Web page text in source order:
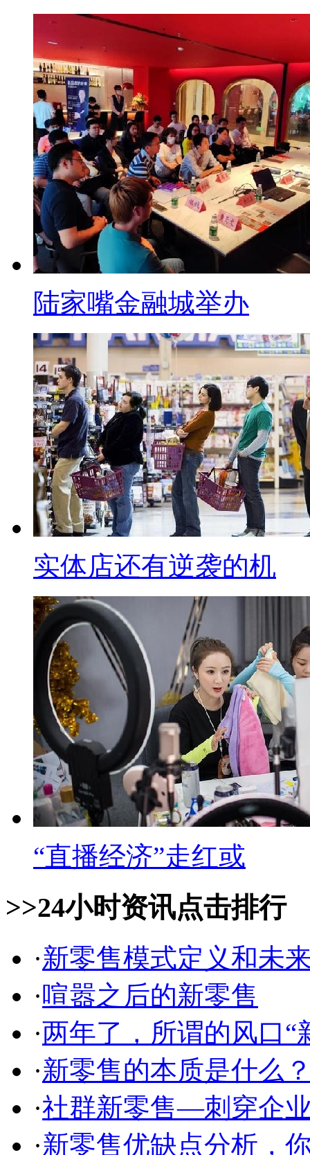
陆家嘴金融城举办
实体店还有逆袭的机
“直播经济”走红或
>>24小时资讯点击排行
·新零售模式定义和未
·喧嚣之后的新零售
·两年了，所谓的风口“
·新零售的本质是什么
·社群新零售—刺穿企
·新零售优缺点分析，